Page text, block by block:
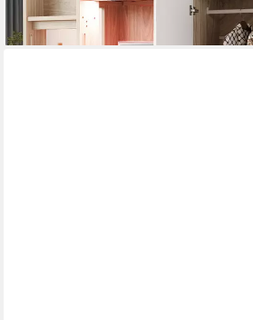
lieferbar in 5 Wochen